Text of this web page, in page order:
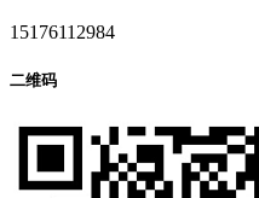
15176112984
二维码